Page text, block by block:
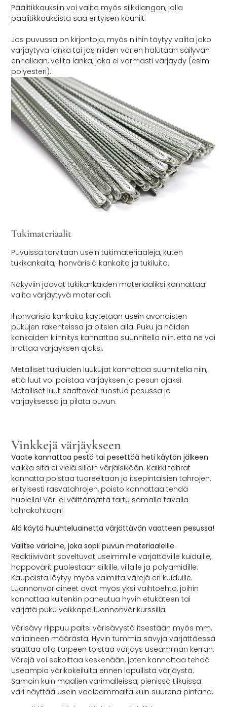
Päälitikkauksiin voi valita myös silkkilangan, jolla
päälitikkauksista saa erityisen kauniit.
Jos puvussa on kirjontoja, myös niihin täytyy valita joko
värjäytyvä lanka tai jos niiden värien halutaan säilyvän
ennallaan, valita lanka, joka ei varmasti värjäydy (esim.
polyesteri).
Tukimateriaalit
Puvuissa tarvitaan usein tukimateriaaleja, kuten
tukikankaita, ihonvärisiä kankaita ja tukiluita.
Näkyviin jäävät tukikankaiden materiaaliksi kannattaa
valita värjäytyvä materiaali.
Ihonvärisiä kankaita käytetään usein avonaisten
pukujen rakenteissa ja pitsien alla. Puku ja näiden
kankaiden kiinnitys kannattaa suunnitella niin, että ne voi
irrottaa värjäyksen ajaksi.
Metalliset tukiluiden luukujat kannattaa suunnitella niin,
että luut voi poistaa värjäyksen ja pesun ajaksi.
Metalliset luut saattavat ruostua pesussa ja
värjäyksessä ja pilata puvun.
Vinkkejä värjäykseen
Vaate kannattaa pestä tai pesettää heti käytön jälkeen
vaikka sitä ei vielä silloin värjäisikään. Kaikki tahrat
kannatta poistaa tuoreeltaan ja itsepintaisien tahrojen,
erityisesti rasvatahrojen, poisto kannattaa tehdä
huolella! Väri ei välttämättä tartu samalla tavalla
tahrakohtaan!
Älä käytä huuhteluainetta värjättävän vaatteen pesussa!
Valitse väriaine, joka sopii puvun materiaaleille.
Reaktiivivärit soveltuvat useimmille värjättäville kuiduille,
happovärit puolestaan silkille, villalle ja polyamidille.
Kaupoista löytyy myös valmiita värejä eri kuiduille.
Luonnonväriaineet ovat myös yksi vaihtoehto, joihin
kannattaa kuitenkin paneutua hyvin etukäteen tai
värjätä puku vaikkapa luonnonvärikurssilla.
Värisävy riippuu paitsi värisävystä itsestään myös mm.
väriaineen määrästä. Hyvin tummia sävyjä värjättäessä
saattaa olla tarpeen toistaa värjäys useamman kerran.
Värejä voi sekoittaa keskenään, joten kannattaa tehdä
useampia värikokeiluita ennen lopullista värjäystä.
Samoin kuin maalien värimalleissa, pienissä tilkuissa
väri näyttää usein vaaleammalta kuin suurena pintana.